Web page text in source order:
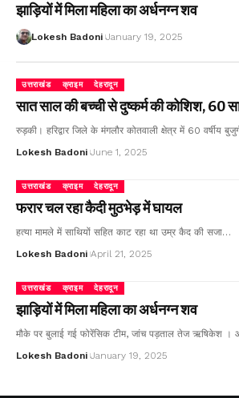
झाड़ियों में मिला महिला का अर्धनग्न शव
Lokesh Badoni January 19, 2025
उत्तराखंड क्राइम देहरादून
सात साल की बच्ची से दुष्कर्म की कोशिश, 60
रुड़की। हरिद्वार जिले के मंगलौर कोतवाली क्षेत्र में 60 वर्षीय बुजुर्ग
Lokesh Badoni June 1, 2025
उत्तराखंड क्राइम देहरादून
फरार चल रहा कैदी मुठभेड़ में घायल
हत्या मामले में साथियों सहित काट रहा था उम्र कैद की सजा…
Lokesh Badoni April 21, 2025
उत्तराखंड क्राइम देहरादून
झाड़ियों में मिला महिला का अर्धनग्न शव
मौके पर बुलाई गई फोरेंसिक टीम, जांच पड़ताल तेज ऋषिकेश ।
Lokesh Badoni January 19, 2025